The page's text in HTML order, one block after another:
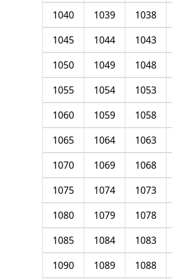
1038
1039
1040
1043
1044
1045
1048
1049
1050
1053
1054
1055
1058
1059
1060
1063
1064
1065
1068
1069
1070
1073
1074
1075
1078
1079
1080
1083
1084
1085
1088
1089
1090